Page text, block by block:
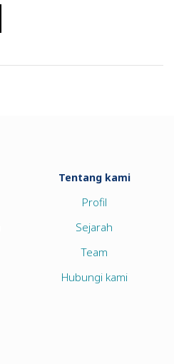
Tentang kami
Profil
Sejarah
Team
Hubungi kami